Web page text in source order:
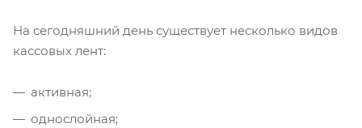
На сегодняшний день существует несколько видов
кассовых лент:
активная;
однослойная;